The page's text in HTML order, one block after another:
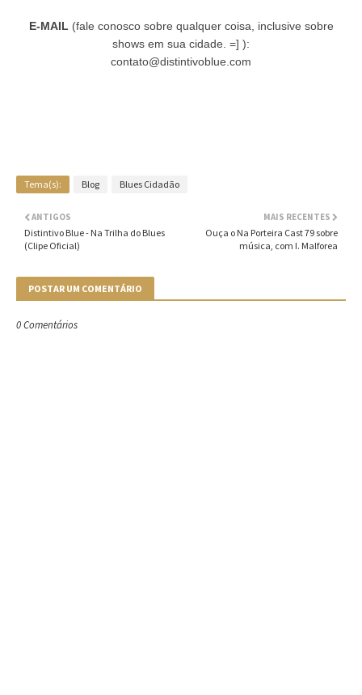
E-MAIL(fale conosco sobre qualquer coisa, inclusive sobre
shows em sua cidade. =] ):
contato@distintivoblue.com
Tema(s): Blog Blues Cidadão
MAIS RECENTES
Ouça o Na Porteira Cast 79 sobre
música, com I. Malforea
ANTIGOS
Distintivo Blue - Na Trilha do Blues
(Clipe Oficial)
POSTAR UM COMENTÁRIO
0 Comentários